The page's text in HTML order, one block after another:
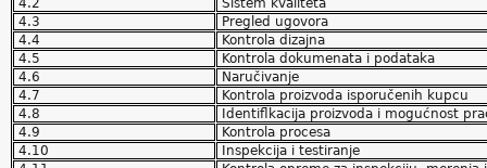
4.2
Sistem kvaliteta
4.3
Pregled ugovora
4.4
Kontrola dizajna
4.5
Kontrola dokumenata i podataka
4.6
Naručivanje
4.7
Kontrola proizvoda isporučenih kupcu
4.8
Identiflkacija proizvoda i mogućnost
4.9
Kontrola procesa
4.10
Inspekcija i testiranje